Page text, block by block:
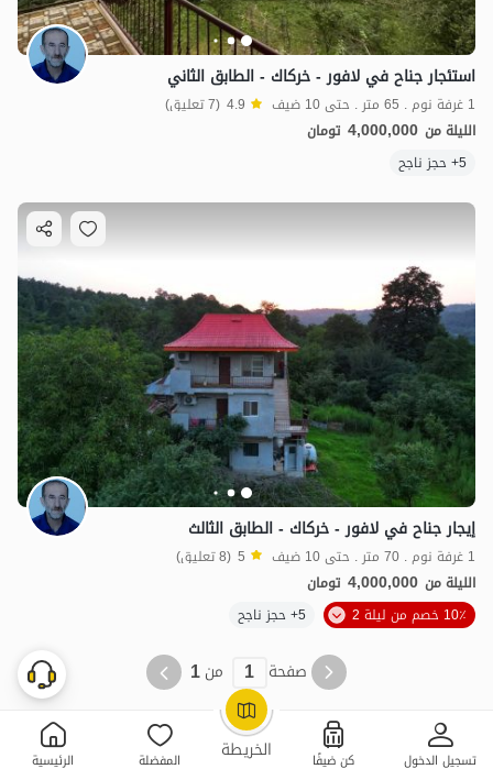
الخريطة تسجيل الدخول كن ضيفًا المفضلة الرئيسية
4مليون ت 4.9
OpenStreetMap
استئجار جناح في لافور - خركاك - الطابق الثاني
1 غرفة نوم . 65 متر . حتى 10 ضيف 4.9 (7 تعليق)
الليلة من 4,000,000 تومان
5+ حجز ناجح
إيجار جناح في لافور - خركاك - الطابق الثالث
1 غرفة نوم . 70 متر . حتى 10 ضيف 5 (8 تعليق)
الليلة من 4,000,000 تومان
10٪ خصم من ليلة 2
5+ حجز ناجح
صفحة 1 من1